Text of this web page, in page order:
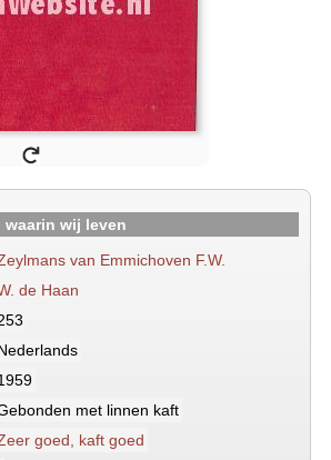
waarin wij leven
van Emmichoven F.W.
de Haan
met linnen kaft
goed, kaft goed